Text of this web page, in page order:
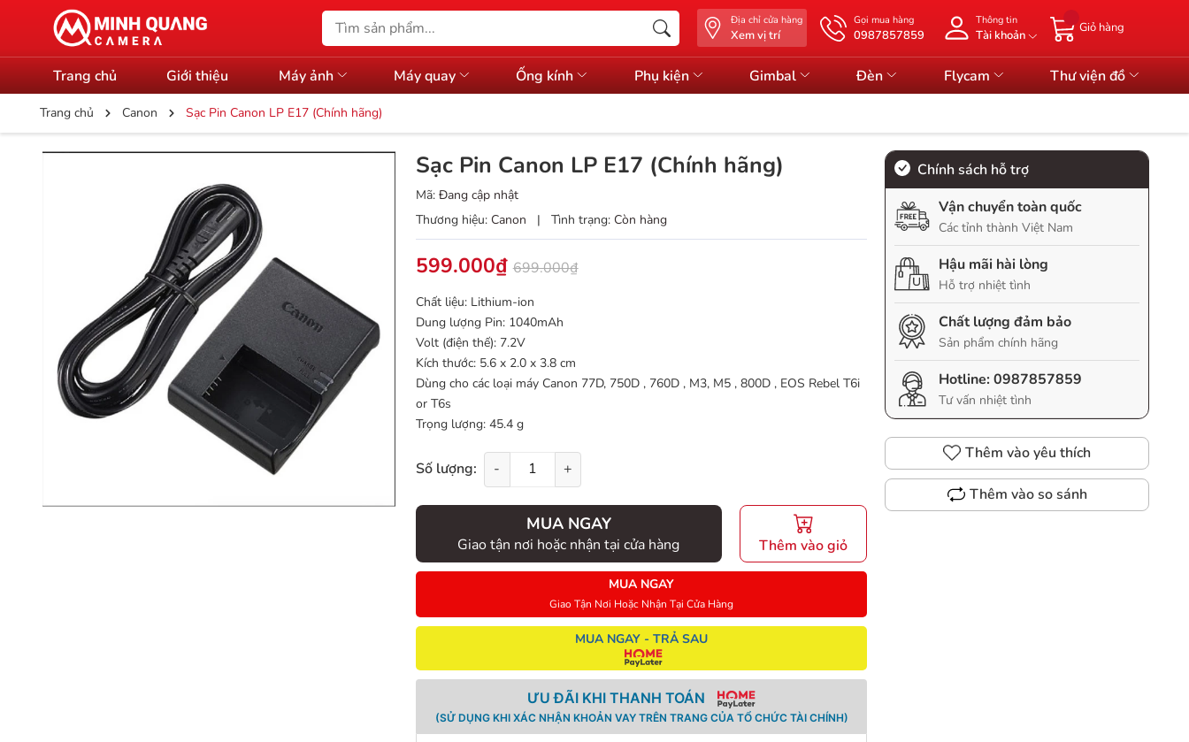
Địa chỉ cửa hàng
Xem vị trí
Gọi mua hàng
0987857859
Thông tin
Tài khoản
Giỏ hàng
Trang chủ Giới thiệu Máy ảnh Máy quay Ống kính Phụ kiện Gimbal Đèn Flycam Thư viện đồ
Trang chủ Canon Sạc Pin Canon LP E17 (Chính hãng)
Sạc Pin Canon LP E17 (Chính hãng)
Mã: Đang cập nhật
Thương hiệu: Canon | Tình trạng: Còn hàng
599.000₫ 699.000₫
Chất liệu: Lithium-ion
Dung lượng Pin: 1040mAh
Volt (điện thế): 7.2V
Kích thước: 5.6 x 2.0 x 3.8 cm
Dùng cho các loại máy Canon 77D, 750D , 760D , M3, M5 , 800D , EOS Rebel T6i
or T6s
Trọng lượng: 45.4 g
Số lượng: - +
MUA NGAY
Giao tận nơi hoặc nhận tại cửa hàng Thêm vào giỏ
MUA NGAY
Giao Tận Nơi Hoặc Nhận Tại Cửa Hàng
MUA NGAY - TRẢ SAU
ƯU ĐÃI KHI THANH TOÁN
(SỬ DỤNG KHI XÁC NHẬN KHOẢN VAY TRÊN TRANG CỦA TỔ CHỨC TÀI CHÍNH)
Chính sách hỗ trợ
Vận chuyển toàn quốc
Các tỉnh thành Việt Nam
Hậu mãi hài lòng
Hỗ trợ nhiệt tình
Chất lượng đảm bảo
Sản phẩm chính hãng
Hotline:0987857859
Tư vấn nhiệt tình
Thêm vào yêu thích
Thêm vào so sánh